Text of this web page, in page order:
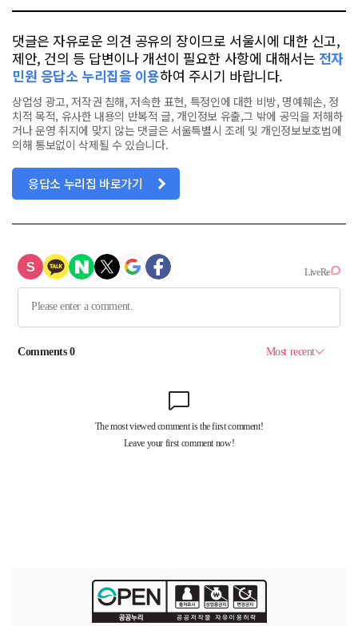
댓글은 자유로운 의견 공유의 장이므로 서울시에 대한 신고,
제안, 건의 등 답변이나 개선이 필요한 사항에 대해서는 전자
민원 응답소 누리집을 이용하여 주시기 바랍니다.
상업성 광고, 저작권 침해, 저속한 표현, 특정인에 대한 비방, 명예훼손, 정
치적 목적, 유사한 내용의 반복적 글, 개인정보 유출,그 밖에 공익을 저해하
거나 운영 취지에 맞지 않는 댓글은 서울특별시 조례 및 개인정보보호법에
의해 통보없이 삭제될 수 있습니다.
응답소 누리집 바로가기